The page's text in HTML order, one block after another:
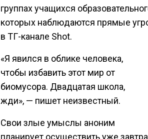
группах учащихся
которых наблюдаются прямые
в ТГ-канале Shot.
«Я явился в облике человека,
чтобы избавить этот мир от
биомусора. Двадцатая школа,
жди», — пишет неизвестный.
Свои злые умыслы аноним
планирует осуществить уже